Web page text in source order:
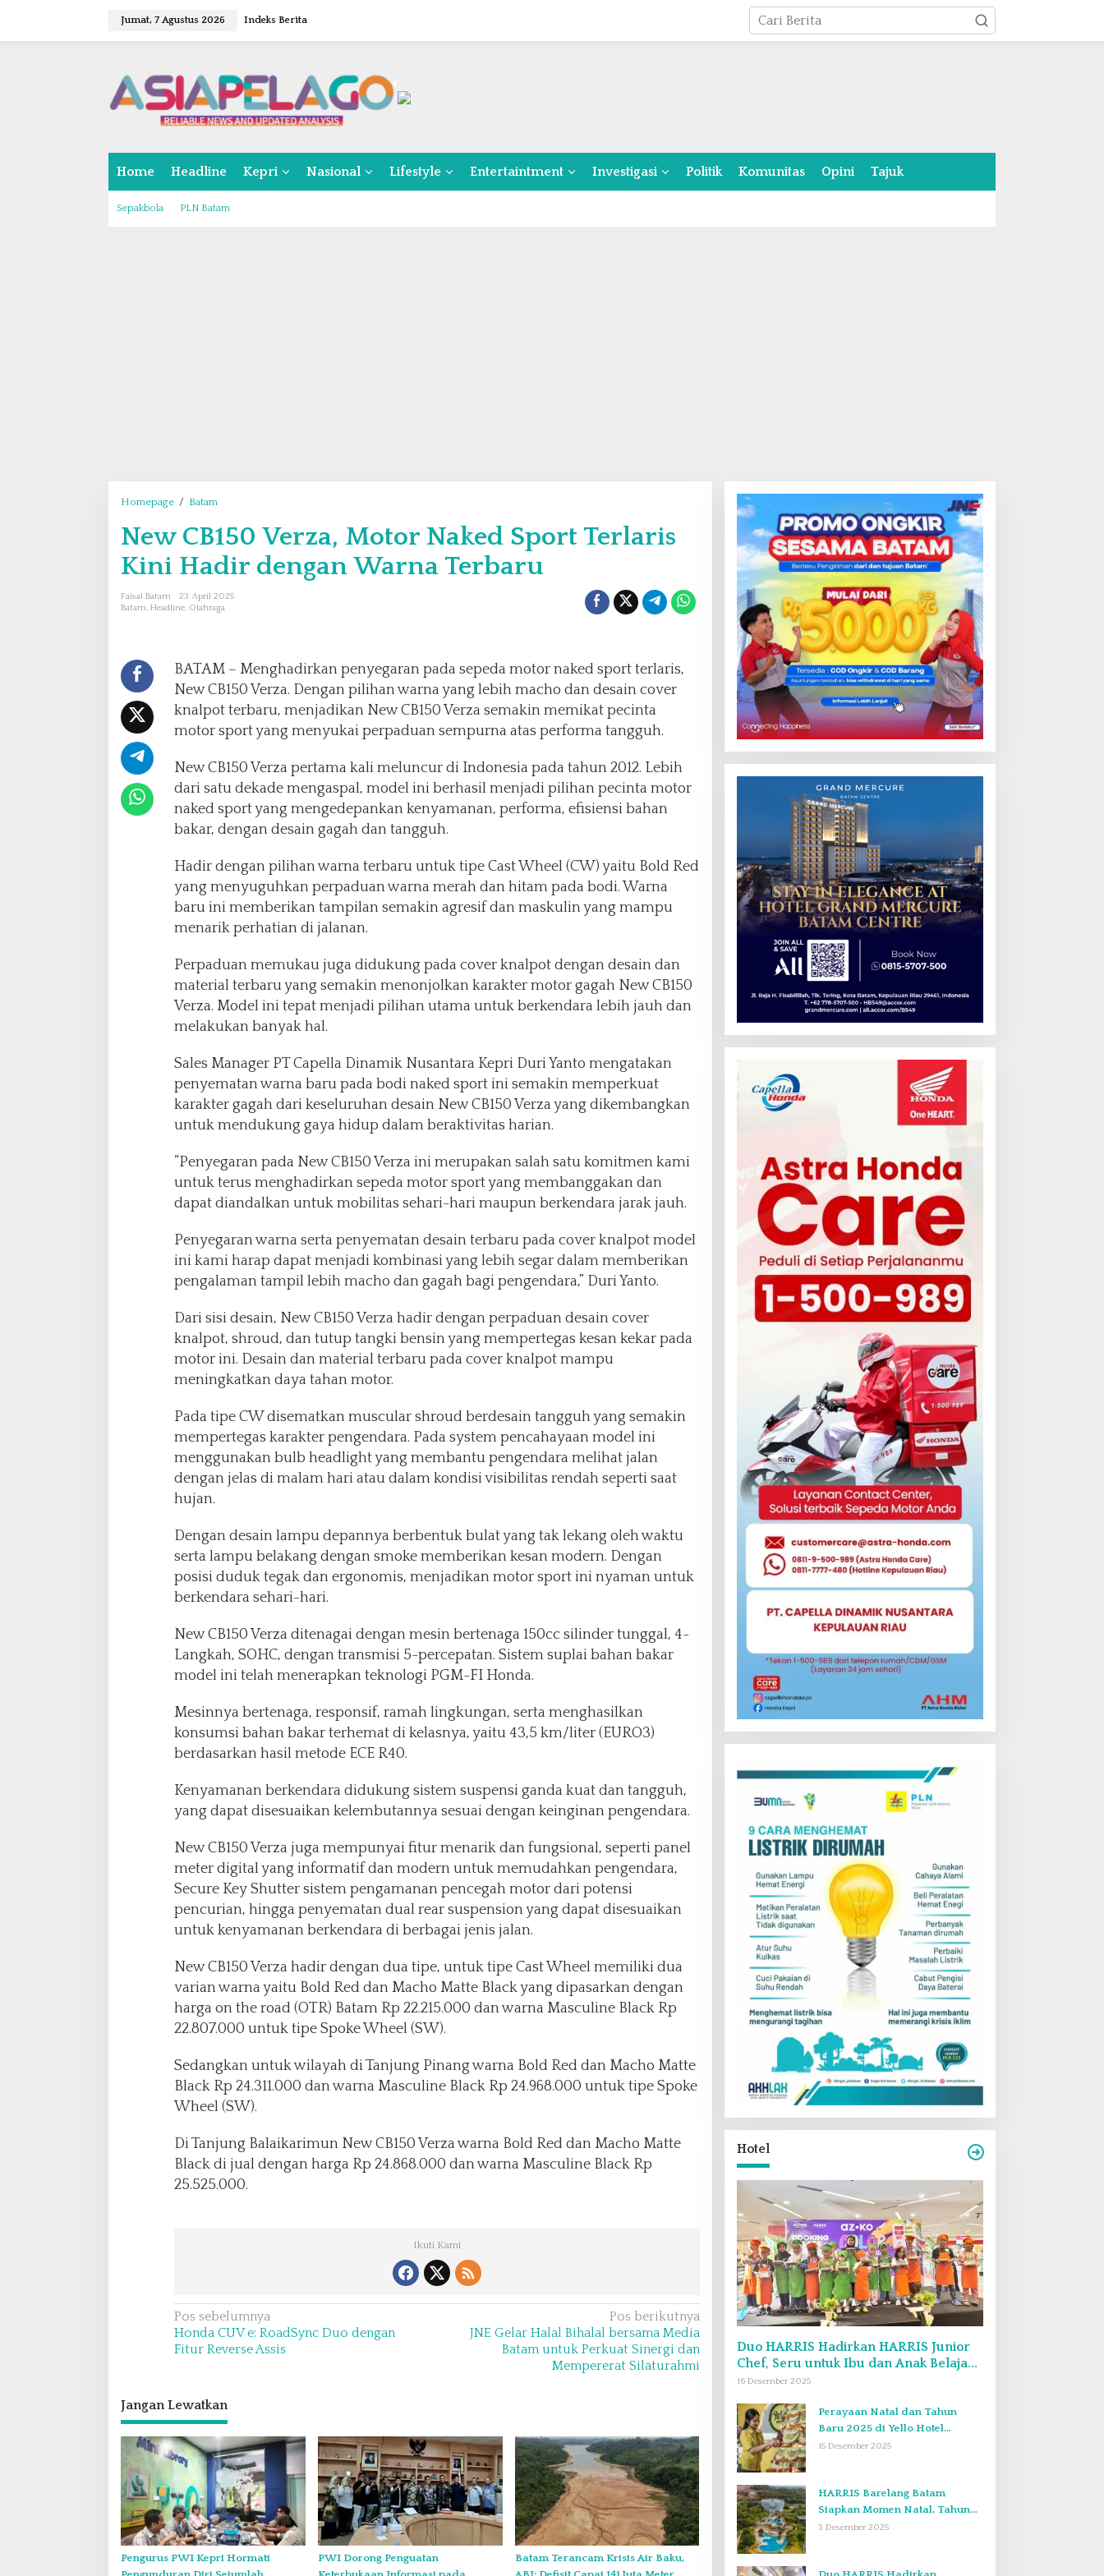
w
Jumat, 7 Agustus 2026 Indeks Berita
Home Headline Kepri Nasional Lifestyle Entertaintment Investigasi Politik Komunitas Opini Tajuk
Sepakbola PLN Batam
Homepage / Batam
w
B
5
0
r
z
,
M
t
o
N
a
e
p
o
t
r
l
r
K
i
i
H
d
r
d
e
a
n
W
r
a
T
e
u
New CB150 Verza, Motor Naked Sport Terlaris
Kini Hadir dengan Warna Terbaru
Faisal Batam
23 April 2025
Batam, Headline, Olahraga
BATAM – Menghadirkan penyegaran pada sepeda motor naked sport terlaris,
New CB150 Verza. Dengan pilihan warna yang lebih macho dan desain cover
knalpot terbaru, menjadikan New CB150 Verza semakin memikat pecinta
motor sport yang menyukai perpaduan sempurna atas performa tangguh.
New CB150 Verza pertama kali meluncur di Indonesia pada tahun 2012. Lebih
dari satu dekade mengaspal, model ini berhasil menjadi pilihan pecinta motor
naked sport yang mengedepankan kenyamanan, performa, efisiensi bahan
bakar, dengan desain gagah dan tangguh.
Hadir dengan pilihan warna terbaru untuk tipe Cast Wheel (CW) yaitu Bold Red
yang menyuguhkan perpaduan warna merah dan hitam pada bodi. Warna
baru ini memberikan tampilan semakin agresif dan maskulin yang mampu
menarik perhatian di jalanan.
Perpaduan memukau juga didukung pada cover knalpot dengan desain dan
material terbaru yang semakin menonjolkan karakter motor gagah New CB150
Verza. Model ini tepat menjadi pilihan utama untuk berkendara lebih jauh dan
melakukan banyak hal.
Sales Manager PT Capella Dinamik Nusantara Kepri Duri Yanto mengatakan
penyematan warna baru pada bodi naked sport ini semakin memperkuat
karakter gagah dari keseluruhan desain New CB150 Verza yang dikembangkan
untuk mendukung gaya hidup dalam beraktivitas harian.
“Penyegaran pada New CB150 Verza ini merupakan salah satu komitmen kami
untuk terus menghadirkan sepeda motor sport yang membanggakan dan
dapat diandalkan untuk mobilitas sehari-hari maupun berkendara jarak jauh.
Penyegaran warna serta penyematan desain terbaru pada cover knalpot model
ini kami harap dapat menjadi kombinasi yang lebih segar dalam memberikan
pengalaman tampil lebih macho dan gagah bagi pengendara,” Duri Yanto.
Dari sisi desain, New CB150 Verza hadir dengan perpaduan desain cover
knalpot, shroud, dan tutup tangki bensin yang mempertegas kesan kekar pada
motor ini. Desain dan material terbaru pada cover knalpot mampu
meningkatkan daya tahan motor.
Pada tipe CW disematkan muscular shroud berdesain tangguh yang semakin
mempertegas karakter pengendara. Pada system pencahayaan model ini
menggunakan bulb headlight yang membantu pengendara melihat jalan
dengan jelas di malam hari atau dalam kondisi visibilitas rendah seperti saat
hujan.
Dengan desain lampu depannya berbentuk bulat yang tak lekang oleh waktu
serta lampu belakang dengan smoke memberikan kesan modern. Dengan
posisi duduk tegak dan ergonomis, menjadikan motor sport ini nyaman untuk
berkendara sehari-hari.
New CB150 Verza ditenagai dengan mesin bertenaga 150cc silinder tunggal, 4-
Langkah, SOHC, dengan transmisi 5-percepatan. Sistem suplai bahan bakar
model ini telah menerapkan teknologi PGM-FI Honda.
Mesinnya bertenaga, responsif, ramah lingkungan, serta menghasilkan
konsumsi bahan bakar terhemat di kelasnya, yaitu 43,5 km/liter (EURO3)
berdasarkan hasil metode ECE R40.
Kenyamanan berkendara didukung sistem suspensi ganda kuat dan tangguh,
yang dapat disesuaikan kelembutannya sesuai dengan keinginan pengendara.
New CB150 Verza juga mempunyai fitur menarik dan fungsional, seperti panel
meter digital yang informatif dan modern untuk memudahkan pengendara,
Secure Key Shutter sistem pengamanan pencegah motor dari potensi
pencurian, hingga penyematan dual rear suspension yang dapat disesuaikan
untuk kenyamanan berkendara di berbagai jenis jalan.
New CB150 Verza hadir dengan dua tipe, untuk tipe Cast Wheel memiliki dua
varian warna yaitu Bold Red dan Macho Matte Black yang dipasarkan dengan
harga on the road (OTR) Batam Rp 22.215.000 dan warna Masculine Black Rp
22.807.000 untuk tipe Spoke Wheel (SW).
Sedangkan untuk wilayah di Tanjung Pinang warna Bold Red dan Macho Matte
Black Rp 24.311.000 dan warna Masculine Black Rp 24.968.000 untuk tipe Spoke
Wheel (SW).
Di Tanjung Balaikarimun New CB150 Verza warna Bold Red dan Macho Matte
Black di jual dengan harga Rp 24.868.000 dan warna Masculine Black Rp
25.525.000.
Ikuti Kami
N
a
g
a
s
p
o
s
Pos sebelumnya
Honda CUV e: RoadSync Duo dengan
Fitur Reverse Assis
Pos berikutnya
JNE Gelar Halal Bihalal bersama Media
Batam untuk Perkuat Sinergi dan
Mempererat Silaturahmi
Jangan Lewatkan
Pengurus PWI Kepri Hormati
PWI Dorong Penguatan
Batam Terancam Krisis Air Baku,
Hotel
Duo HARRIS Hadirkan HARRIS Junior
Chef, Seru untuk Ibu dan Anak Belajar
Bikin Bekal Bento & Kimbab
16 Desember 2025
Perayaan Natal dan Tahun
Baru 2025 di Yello Hotel
Harbour Bay Batam
15 Desember 2025
HARRIS Barelang Batam
Siapkan Momen Natal, Tahun
Baru, dan Staycation yang Tak
3 Desember 2025